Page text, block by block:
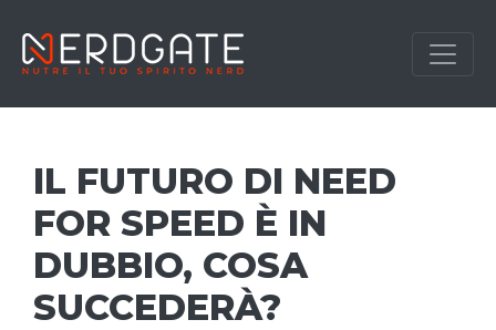
IL FUTURO DI NEED
FOR SPEED È IN
DUBBIO, COSA
SUCCEDERÀ?